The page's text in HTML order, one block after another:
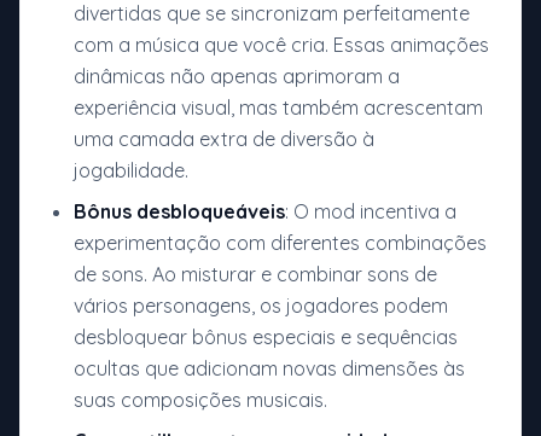
divertidas que se sincronizam perfeitamente
com a música que você cria. Essas animações
dinâmicas não apenas aprimoram a
experiência visual, mas também acrescentam
uma camada extra de diversão à
jogabilidade.
Bônus desbloqueáveis: O mod incentiva a
experimentação com diferentes combinações
de sons. Ao misturar e combinar sons de
vários personagens, os jogadores podem
desbloquear bônus especiais e sequências
ocultas que adicionam novas dimensões às
suas composições musicais.